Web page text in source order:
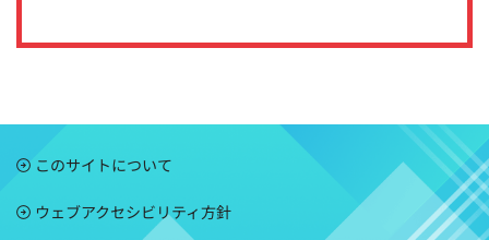
このサイトについて
ウェブアクセシビリティ方針